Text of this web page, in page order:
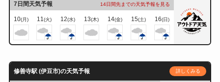
7日間天気予報 14日間先までの天気予報を見る
10(月) 11(火) 12(水) 13(木) 14(金) 15(土) 16(日)
修善寺駅 (伊豆市)の天気予報 詳しくみる